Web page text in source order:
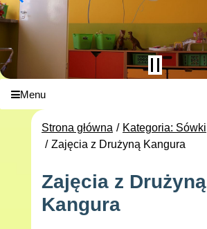
Menu
Strona główna
Kategoria: Sówki
Zajęcia z Drużyną Kangura
Zajęcia z Drużyną
Kangura